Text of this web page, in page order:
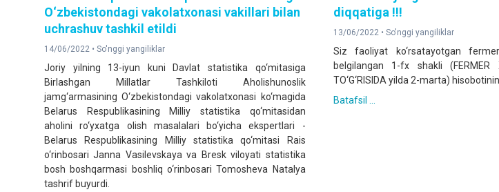
O‘zbekistondagi vakolatxonasi vakillari bilan
uchrashuv tashkil etildi
14/06/2022 • So'nggi yangiliklar
Joriy yilning 13-iyun kuni Davlat statistika qo‘mitasiga
Birlashgan Millatlar Tashkiloti Aholishunoslik
jamg‘armasining O‘zbekistondagi vakolatxonasi ko‘magida
Belarus Respublikasining Milliy statistika qo‘mitasidan
aholini ro‘yxatga olish masalalari bo‘yicha ekspertlari -
Belarus Respublikasining Milliy statistika qo‘mitasi Rais
o‘rinbosari Janna Vasilevskaya va Bresk viloyati statistika
bosh boshqarmasi boshliq o‘rinbosari Tomosheva Natalya
tashrif buyurdi.
diqqatiga !!!
13/06/2022 • So'nggi yangiliklar
Siz faoliyat ko‘rsatayotgan
belgilangan 1-fx shakli (FERMER
TO‘G‘RISIDА yilda 2-marta)
Batafsil ...